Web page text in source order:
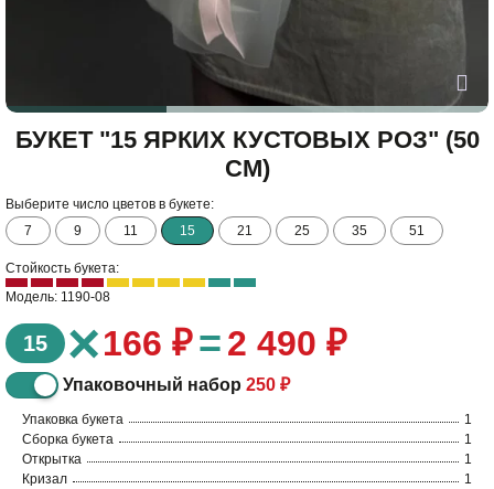
БУКЕТ "15 ЯРКИХ КУСТОВЫХ РОЗ" (50
СМ)
Выберите число цветов в букете:
7
9 11 15 21 25 35 51
Стойкость букета:
Модель: 1190-08
15 ×166 ₽=2 490 ₽
Упаковочный набор 250 ₽
Упаковка букета
1
Сборка букета
1
Открытка
1
Кризал
1